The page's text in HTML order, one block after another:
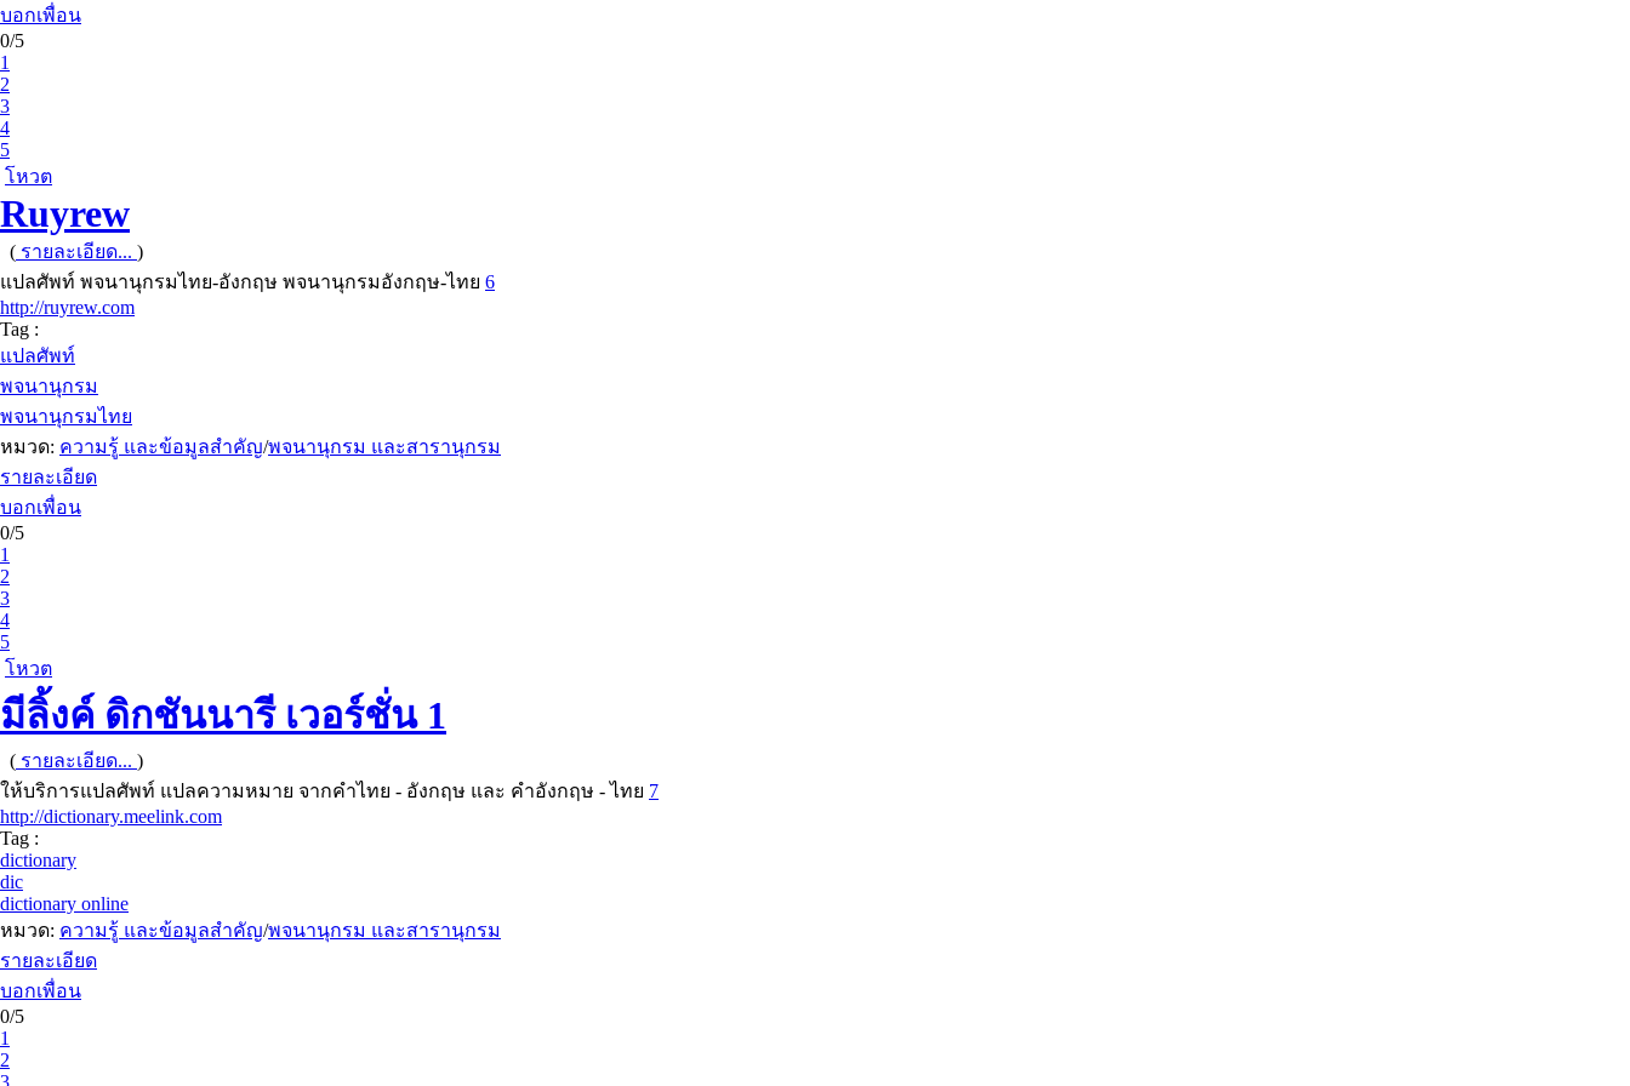
บอกเพื่อน
0/5
1
2
3
4
5
โหวต
Ruyrew
( รายละเอียด... )
แปลศัพท์ พจนานุกรมไทย-อังกฤษ พจนานุกรมอังกฤษ-ไทย 6
http://ruyrew.com
Tag :
แปลศัพท์
พจนานุกรม
พจนานุกรมไทย
หมวด: ความรู้ และข้อมูลสำคัญ/พจนานุกรม และสารานุกรม
รายละเอียด
บอกเพื่อน
0/5
1
2
3
4
5
โหวต
มีลิ้งค์ ดิกชันนารี เวอร์ชั่น 1
( รายละเอียด... )
ให้บริการแปลศัพท์ แปลความหมาย จากคำไทย - อังกฤษ และ คำอังกฤษ - ไทย 7
http://dictionary.meelink.com
Tag :
dictionary
dic
dictionary online
หมวด: ความรู้ และข้อมูลสำคัญ/พจนานุกรม และสารานุกรม
รายละเอียด
บอกเพื่อน
0/5
1
2
3